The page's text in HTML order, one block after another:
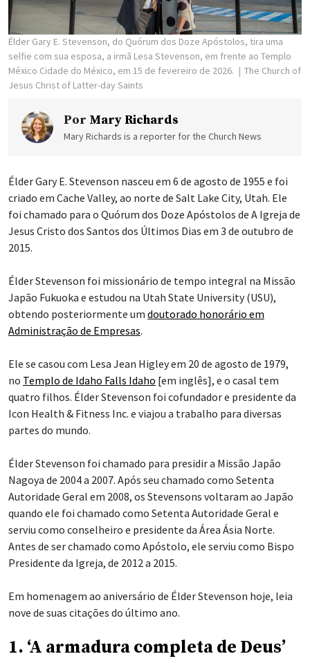
Élder Gary E. Stevenson, do Quórum dos Doze Apóstolos, tira uma
selfie com sua esposa, a irmã Lesa Stevenson, em frente ao Templo
México Cidade do México, em 15 de fevereiro de 2026.
The Church of
Jesus Christ of Latter-day Saints
Por Mary Richards
Mary Richards is a reporter for the Church News
Élder Gary E. Stevenson nasceu em 6 de agosto de 1955 e foi
criado em Cache Valley, ao norte de Salt Lake City, Utah. Ele
foi chamado para o Quórum dos Doze Apóstolos de A Igreja de
Jesus Cristo dos Santos dos Últimos Dias em 3 de outubro de
2015.
Élder Stevenson foi missionário de tempo integral na Missão
Japão Fukuoka e estudou na Utah State University (USU),
obtendo posteriormente um doutorado honorário em
Administração de Empresas.
Ele se casou com Lesa Jean Higley em 20 de agosto de 1979,
no Templo de Idaho Falls Idaho [em inglês], e o casal tem
quatro filhos. Élder Stevenson foi cofundador e presidente da
Icon Health & Fitness Inc. e viajou a trabalho para diversas
partes do mundo.
Élder Stevenson foi chamado para presidir a Missão Japão
Nagoya de 2004 a 2007. Após seu chamado como Setenta
Autoridade Geral em 2008, os Stevensons voltaram ao Japão
quando ele foi chamado como Setenta Autoridade Geral e
serviu como conselheiro e presidente da Área Ásia Norte.
Antes de ser chamado como Apóstolo, ele serviu como Bispo
Presidente da Igreja, de 2012 a 2015.
Em homenagem ao aniversário de Élder Stevenson hoje, leia
nove de suas citações do último ano.
1. ‘A armadura completa de Deus’